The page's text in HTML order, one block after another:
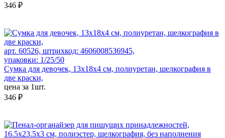
346 ₽
арт. 60526, штрихкод: 4606008536945,
упаковки: 1/25/50
Сумка для девочек, 13х18х4 см, полиуретан, шелкография в
две краски,
цена за 1шт.
346 ₽